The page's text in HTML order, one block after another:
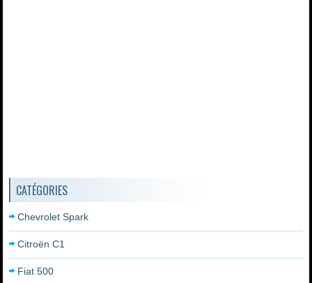
CATÉGORIES
Chevrolet Spark
Citroën C1
Fiat 500